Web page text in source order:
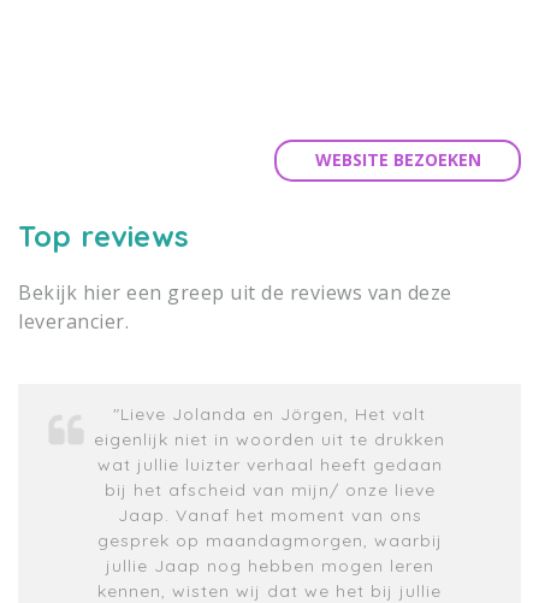
WEBSITE BEZOEKEN
Top reviews
Bekijk hier een greep uit de reviews van deze
leverancier.
"Lieve Jolanda en Jörgen, Het valt
eigenlijk niet in woorden uit te drukken
wat jullie luizter verhaal heeft gedaan
bij het afscheid van mijn/ onze lieve
Jaap. Vanaf het moment van ons
gesprek op maandagmorgen, waarbij
jullie Jaap nog hebben mogen leren
kennen, wisten wij dat we het bij jullie